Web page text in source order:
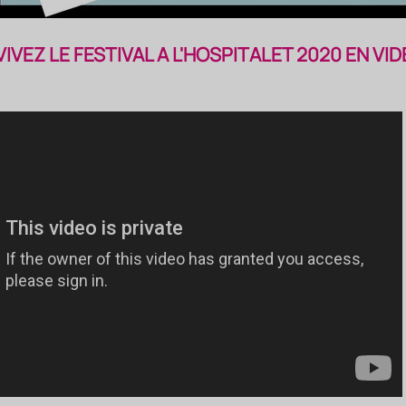
LE FESTIVAL A L'HOSPITALET 2020 EN